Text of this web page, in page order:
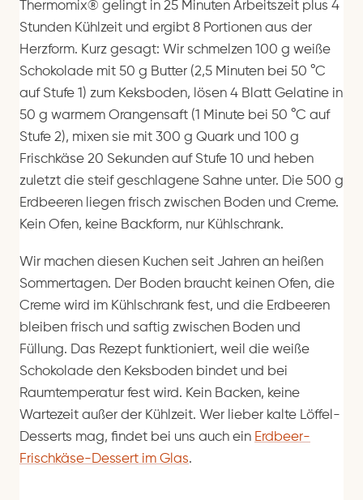
Thermomix® gelingt in 25 Minuten Arbeitszeit plus 4
Stunden Kühlzeit und ergibt 8 Portionen aus der
Herzform. Kurz gesagt: Wir schmelzen 100 g weiße
Schokolade mit 50 g Butter (2,5 Minuten bei 50 °C
auf Stufe 1) zum Keksboden, lösen 4 Blatt Gelatine in
50 g warmem Orangensaft (1 Minute bei 50 °C auf
Stufe 2), mixen sie mit 300 g Quark und 100 g
Frischkäse 20 Sekunden auf Stufe 10 und heben
zuletzt die steif geschlagene Sahne unter. Die 500 g
Erdbeeren liegen frisch zwischen Boden und Creme.
Kein Ofen, keine Backform, nur Kühlschrank.
Wir machen diesen Kuchen seit Jahren an heißen
Sommertagen. Der Boden braucht keinen Ofen, die
Creme wird im Kühlschrank fest, und die Erdbeeren
bleiben frisch und saftig zwischen Boden und
Füllung. Das Rezept funktioniert, weil die weiße
Schokolade den Keksboden bindet und bei
Raumtemperatur fest wird. Kein Backen, keine
Wartezeit außer der Kühlzeit. Wer lieber kalte Löffel-
Desserts mag, findet bei uns auch ein Erdbeer-
Frischkäse-Dessert im Glas.